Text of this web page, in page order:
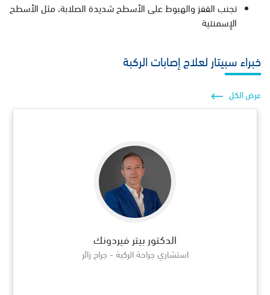
تجنب القفز والهبوط على الأسطح شديدة الصلابة، مثل الأسطح
الإسمنتية
خبراء سبيتار لعلاج إصابات الركبة
عرض الكل
الدكتور بيتر فيردونك
استشاري جراحة الركبة - جراح زائر